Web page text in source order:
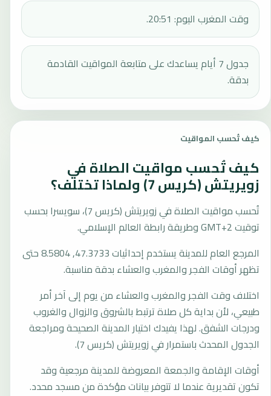
وقت المغرب اليوم: 20:51.
جدول 7 أيام يساعدك على متابعة المواقيت القادمة
بدقة.
كيف تُحسب المواقيت
كيف تُحسب مواقيت الصلاة في
زويريتش (كريس 7) ولماذا تختلف؟
تُحسب مواقيت الصلاة في زويريتش (كريس 7)، سويسرا بحسب
توقيت GMT+2 وطريقة رابطة العالم الإسلامي.
المرجع العام للمدينة يستخدم إحداثيات 47.3733, 8.5804 حتى
تظهر أوقات الفجر والمغرب والعشاء بدقة مناسبة.
اختلاف وقت الفجر والمغرب والعشاء من يوم إلى آخر أمر
طبيعي، لأن بداية كل صلاة ترتبط بالشروق والزوال والغروب
ودرجات الشفق. لهذا يفيدك اختيار المدينة الصحيحة ومراجعة
الجدول المحدث باستمرار في زويريتش (كريس 7).
أوقات الإقامة والجمعة المعروضة للمدينة مرجعية وقد
تكون تقديرية عندما لا تتوفر بيانات مؤكدة من مسجد محدد.